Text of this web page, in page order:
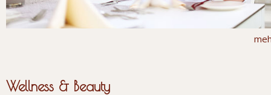
Wellness & Beauty